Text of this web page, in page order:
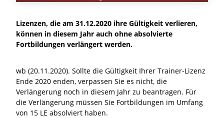
Lizenzen, die am 31.12.2020 ihre Gültigkeit verlieren,
können in diesem Jahr auch ohne absolvierte
Fortbildungen verlängert werden.
wb (20.11.2020). Sollte die Gültigkeit Ihrer Trainer-Lizenz
Ende 2020 enden, verpassen Sie es nicht, die
Verlängerung noch in diesem Jahr zu beantragen. Für
die Verlängerung müssen Sie Fortbildungen im Umfang
von 15 LE absolviert haben.